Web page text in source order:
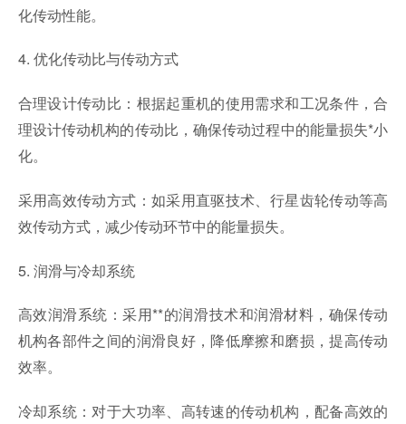
化传动性能。
4. 优化传动比与传动方式
合理设计传动比：根据起重机的使用需求和工况条件，合
理设计传动机构的传动比，确保传动过程中的能量损失*小
化。
采用高效传动方式：如采用直驱技术、行星齿轮传动等高
效传动方式，减少传动环节中的能量损失。
5. 润滑与冷却系统
高效润滑系统：采用**的润滑技术和润滑材料，确保传动
机构各部件之间的润滑良好，降低摩擦和磨损，提高传动
效率。
冷却系统：对于大功率、高转速的传动机构，配备高效的